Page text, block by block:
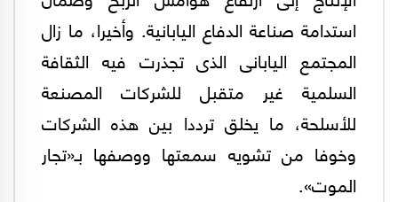
استدامة صناعة الدفاع اليابانية. وأخيرا، ما زال
المجتمع اليابانى الذى تجذرت فيه الثقافة
السلمية غير متقبل للشركات المصنعة
للأسلحة، ما يخلق ترددا بين هذه الشركات
وخوفا من تشويه سمعتها ووصفها بـ«تجار
الموت».